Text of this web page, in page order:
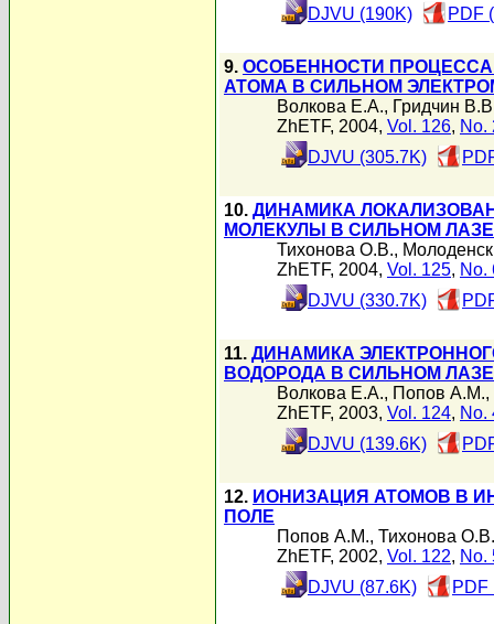
DJVU (190K)
PDF
9. ОСОБЕННОСТИ
АТОМА В СИЛЬНОМ
Волкова Е.А., Гридчин
ZhETF, 2004, Vol. 126, No.
DJVU (305.7K)
10. ДИНАМИКА
МОЛЕКУЛЫ В СИЛЬНОМ
Тихонова О.В.,
ZhETF, 2004, Vol. 125, No.
DJVU (330.7K)
11. ДИНАМИКА
ВОДОРОДА В СИЛЬНОМ
Волкова Е.А., Попов А.М.,
ZhETF, 2003, Vol. 124, No.
DJVU (139.6K)
12. ИОНИЗАЦИЯ АТОМОВ В
ПОЛЕ
Попов А.М., Тихонова О.В.
ZhETF, 2002, Vol. 122, No.
DJVU (87.6K)
PDF